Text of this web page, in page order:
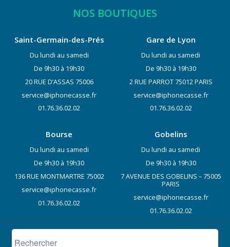
NOS BOUTIQUES
Saint-Germain-des-Prés
Du lundi au samedi
De 9h30 à 19h30
20 RUE D’ASSAS 75006
service@iphonecasse.fr
01.76.36.02.02
Gare de Lyon
Du lundi au samedi
De 9h30 à 19h30
2 RUE PARROT 75012 PARIS
service@iphonecasse.fr
01.76.36.02.02
Bourse
Du lundi au samedi
De 9h30 à 19h30
136 RUE MONTMARTRE 75002
service@iphonecasse.fr
01.76.36.02.02
Gobelins
Du lundi au samedi
De 9h30 à 19h30
7 AVENUE DES GOBELINS – 75005
PARIS
service@iphonecasse.fr
01.76.36.02.02